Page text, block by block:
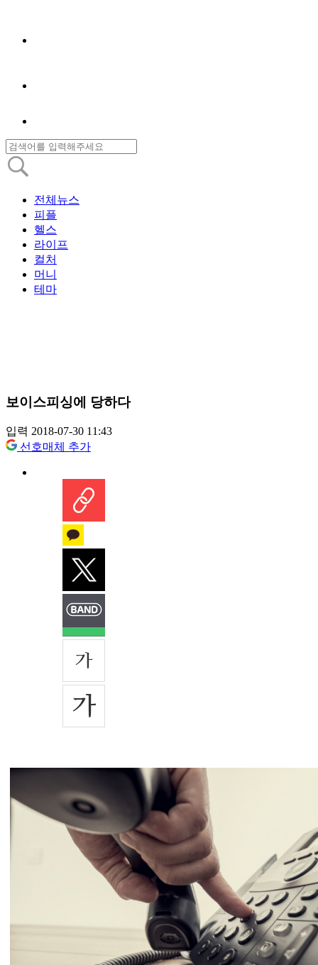
전체뉴스
피플
헬스
라이프
컬처
머니
테마
보이스피싱에 당하다
입력 2018-07-30 11:43
선호매체 추가